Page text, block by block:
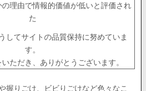
理由で情報的価値が低いと評価され
た
してサイトの品質保持に努めていま
す。
ただき、ありがとうございます。
握りごけ、ビビりごけなど色々なこ